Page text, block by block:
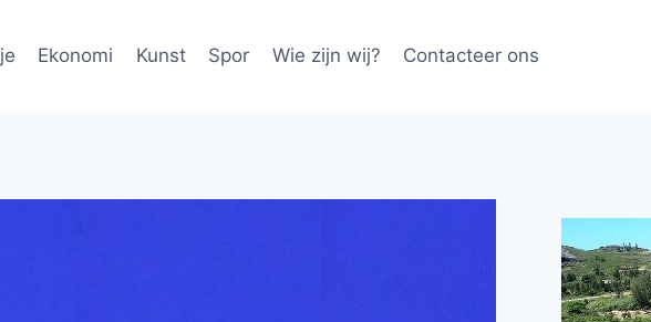
Ekonomi Kunst Spor Wie zijn wij? Contacteer ons